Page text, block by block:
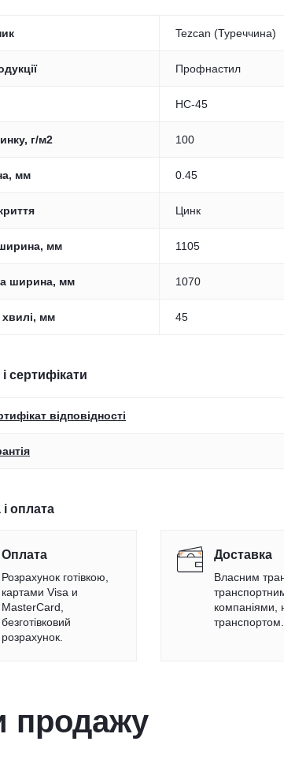
Tezcan (Туреччина)
Профнастил
НС-45
г/м2 100
мм 0.45
Цинк
мм 1105
ширина, мм 1070
мм 45
сертифікати
відповідності
оплата
Оплата
Розрахунок готівкою,
картами Visa и
MasterCard,
безготівковий
розрахунок.
Доставка
Власним
компаніями,
транспортом.
продажу